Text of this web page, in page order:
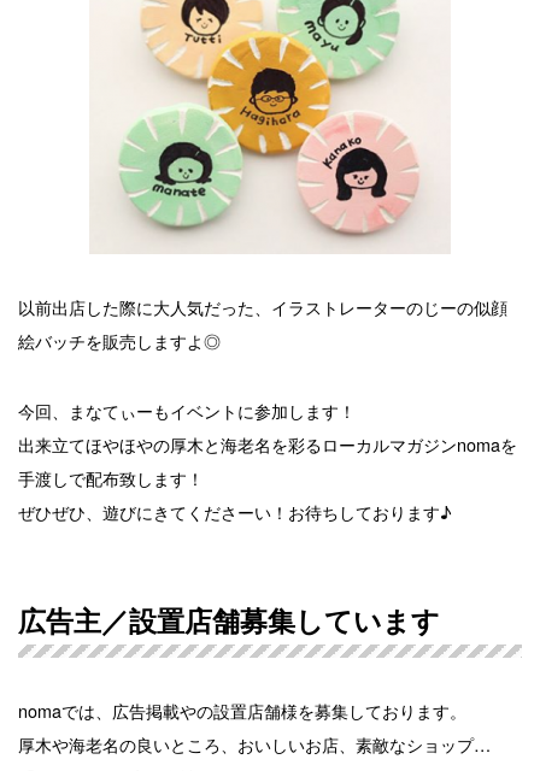
以前出店した際に大人気だった、イラストレーターのじーの似顔
絵バッチを販売しますよ◎
今回、まなてぃーもイベントに参加します！
出来立てほやほやの厚木と海老名を彩るローカルマガジンnomaを
手渡しで配布致します！
ぜひぜひ、遊びにきてくださーい！お待ちしております♪
広告主／設置店舗募集しています
nomaでは、広告掲載やの設置店舗様を募集しております。
厚木や海老名の良いところ、おいしいお店、素敵なショップ…